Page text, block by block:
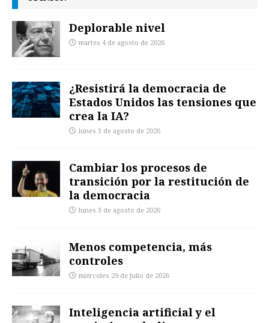
Deplorable nivel
martes 4 de agosto de 2026
¿Resistirá la democracia de
Estados Unidos las tensiones que
crea la IA?
lunes 3 de agosto de 2026
Cambiar los procesos de
transición por la restitución de
la democracia
lunes 3 de agosto de 2026
Menos competencia, más
controles
miércoles 29 de julio de 2026
Inteligencia artificial y el